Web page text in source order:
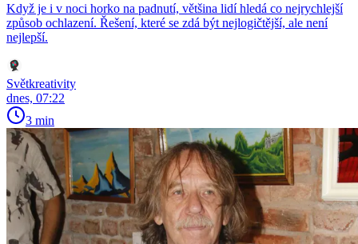
Když je i v noci horko na padnutí, většina lidí hledá co nejrychlejší
způsob ochlazení. Řešení, které se zdá být nejlogičtější, ale není
nejlepší.
Světkreativity
dnes, 07:22
3 min